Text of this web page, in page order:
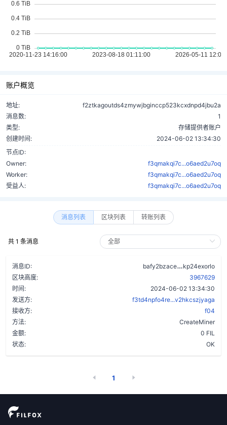
账户概览
地址:
f2ztkagoutds4zmywjbginccp523kcxdnpd4jbu2a
消息数:
1
类型:
存储提供者账户
创建时间:
2024-06-02 13:34:30
节点ID:
Owner:
f3qmakqi7c...o6aed2u7oq
Worker:
f3qmakqi7c...o6aed2u7oq
受益人:
f3qmakqi7c...o6aed2u7oq
消息列表 区块列表 转账列表
共 1 条消息
消息ID: bafy2bzace
kp24exorlo
区块高度:
3967629
时间:
2024-06-02 13:34:30
发送方:
f3td4npfo4re...v2hkcszjyaga
接收方:
f04
方法:
CreateMiner
金额:
0 FIL
状态:
OK
1